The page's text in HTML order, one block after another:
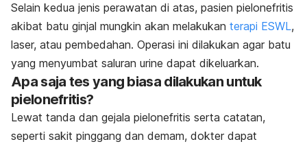
Selain kedua jenis perawatan di atas, pasien pielonefritis
akibat batu ginjal mungkin akan melakukan terapi ESWL,
laser, atau pembedahan. Operasi ini dilakukan agar batu
yang menyumbat saluran urine dapat dikeluarkan.
Apa saja tes yang biasa dilakukan untuk
pielonefritis?
Lewat tanda dan gejala pielonefritis serta catatan,
seperti sakit pinggang dan demam, dokter dapat